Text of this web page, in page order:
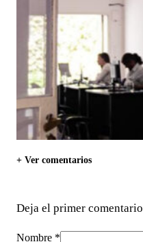
+ Ver comentarios
Deja el primer comentario
Nombre *